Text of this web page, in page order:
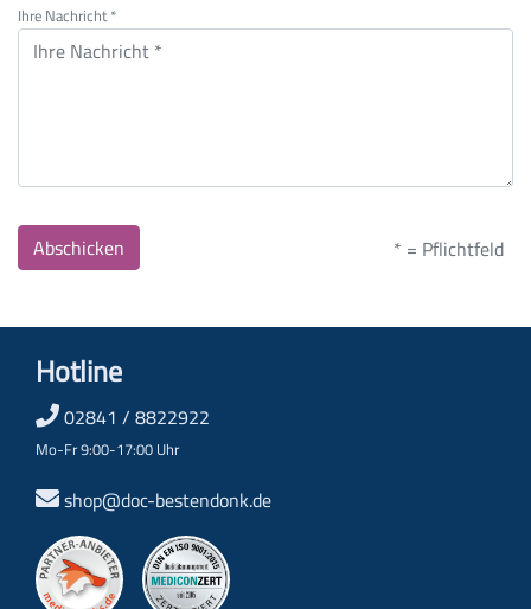
Ihre Nachricht *
Abschicken * = Pflichtfeld
Hotline
02841 / 8822922
Mo-Fr 9:00-17:00 Uhr
shop@doc-bestendonk.de